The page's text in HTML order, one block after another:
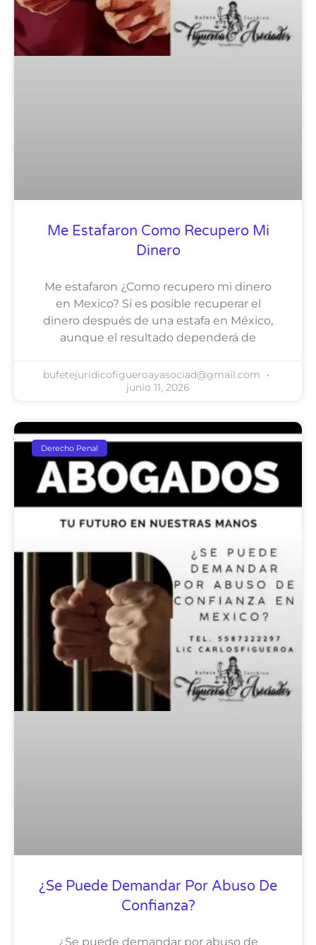
Me Estafaron Como Recupero Mi
Dinero
Me estafaron ¿Como recupero mi dinero
en Mexico? Sí es posible recuperar el
dinero después de una estafa en México,
aunque el resultado dependerá de
bufetejuridicofigueroayasociad@gmail.com
junio 11, 2026
Derecho Penal
¿Se Puede Demandar Por Abuso De
Confianza?
¿Se puede demandar por abuso de